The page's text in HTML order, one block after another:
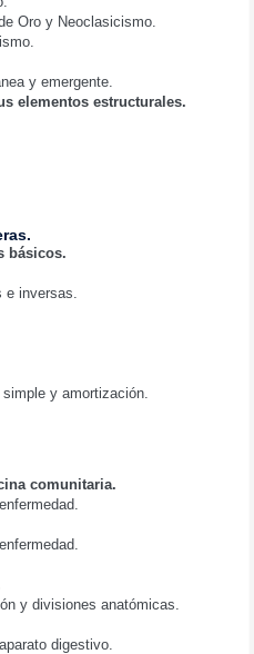
Oro y Neoclasicismo.
y emergente.
elementos estructurales.
básicos.
inversas.
y amortización.
comunitaria.
y divisiones anatómicas.
digestivo.